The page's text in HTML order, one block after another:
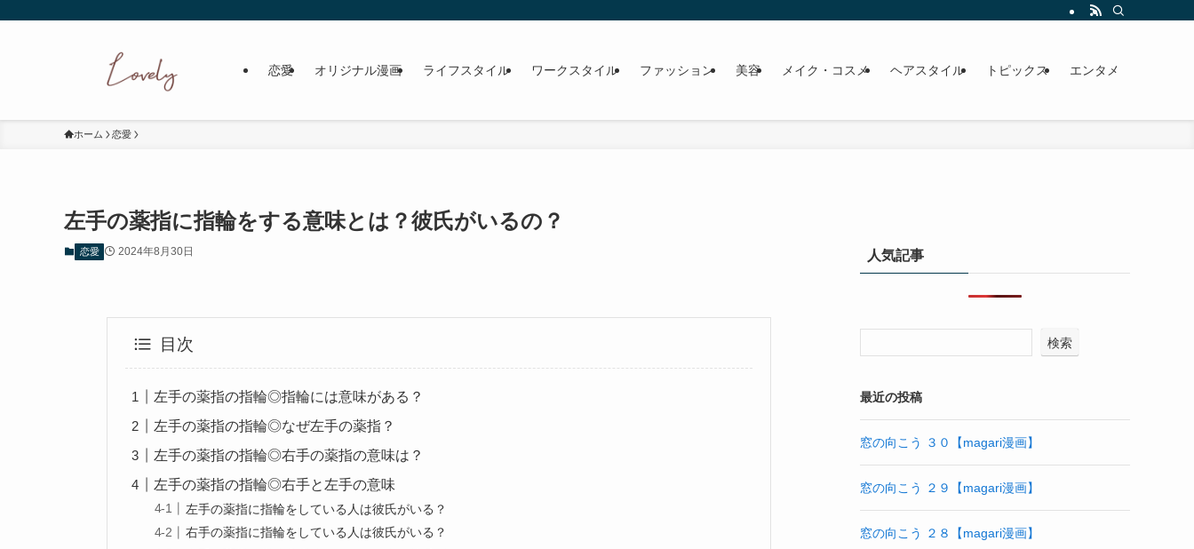
恋愛 オリジナル漫画 ライフスタイル ワークスタイル ファッション 美容 メイク・コスメ ヘアスタイル トピックス エンタメ
ホーム 恋愛
左手の薬指に指輪をする意味とは？彼氏がいるの？
恋愛 2024年8月30日
目次
左手の薬指の指輪◎指輪には意味がある？
左手の薬指の指輪◎なぜ左手の薬指？
左手の薬指の指輪◎右手の薬指の意味は？
左手の薬指の指輪◎右手と左手の意味
左手の薬指に指輪をしている人は彼氏がいる？
右手の薬指に指輪をしている人は彼氏がいる？
人気記事
検索
最近の投稿
窓の向こう ３０【magari漫画】
窓の向こう ２９【magari漫画】
窓の向こう ２８【magari漫画】